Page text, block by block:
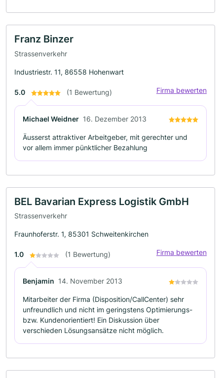
Franz Binzer
Strassenverkehr
Industriestr. 11, 86558 Hohenwart
5.0 (1 Bewertung) Firma bewerten
Michael Weidner 16. Dezember 2013
Äusserst attraktiver Arbeitgeber, mit gerechter und
vor allem immer pünktlicher Bezahlung
BEL Bavarian Express Logistik GmbH
Strassenverkehr
Fraunhoferstr. 1, 85301 Schweitenkirchen
1.0 (1 Bewertung) Firma bewerten
Benjamin 14. November 2013
Mitarbeiter der Firma (Disposition/CallCenter) sehr
unfreundlich und nicht im geringstens Optimierungs-
bzw. Kundenorientiert! Ein Diskussion über
verschieden Lösungsansätze nicht möglich.